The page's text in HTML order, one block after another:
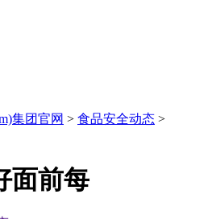
集团官网 > 食品安全动态 >
面前每